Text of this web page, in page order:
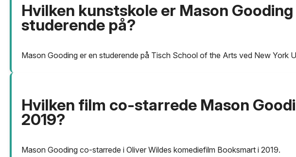
Hvilken kunstskole er Mason Gooding
studerende på?
Mason Gooding er en studerende på Tisch School of the Arts ved New York
Hvilken film co-starrede Mason
2019?
Mason Gooding co-starrede i Oliver Wildes komediefilm Booksmart i 2019.